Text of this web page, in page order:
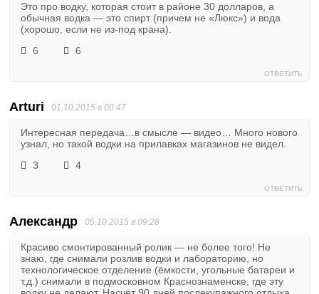
Это про водку, которая стоит в районе 30 долларов, а
обычная водка — это спирт (причем не «Люкс») и вода
(хорошо, если не из-под крана).
6
6
ОТВЕТИТЬ
Arturi 01.10.2015 в 00:47
Интересная передача…в смысле — видео… Много нового
узнал, но такой водки на прилавках магазинов не видел.
3
4
ОТВЕТИТЬ
Александр 05.10.2015 в 09:28
Красиво смонтированный ролик — не более того! Не
знаю, где снимали розлив водки и лабораторию, но
технологическое отделение (ёмкости, угольные батареи и
т.д.) снимали в подмосковном Краснознаменске, где эту